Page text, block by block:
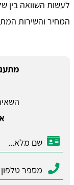
לעשות השוואה בין
המחיר והשירות